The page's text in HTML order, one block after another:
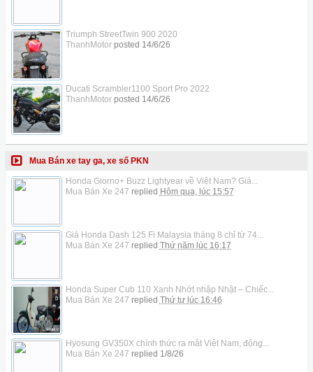
Triumph StreetTwin 900 2020
ThanhMotorposted 14/6/26
Ducati Scrambler1100 Sport Pro 2022
ThanhMotorposted 14/6/26
Mua Bán xe tay ga, xe số PKN
Honda Giorno+ Buzz Lightyear về Việt Nam? Giá...
Mua Bán Xe 247 replied Hôm qua, lúc 15:57
Giá Honda Dash 125 Fi Malaysia tháng 8 chỉ từ 74...
Mua Bán Xe 247 replied Thứ năm lúc 16:17
Honda Super Cub 110 Xanh Nhớt nhập Nhật – Chiếc...
Mua Bán Xe 247 replied Thứ tư lúc 16:46
Hyosung GV350X chính thức ra mắt Việt Nam, động...
Mua Bán Xe 247 replied 1/8/26